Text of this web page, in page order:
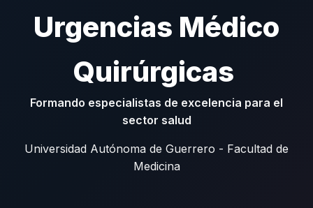
Urgencias Médico
Quirúrgicas
Formando especialistas de excelencia para el
sector salud
Universidad Autónoma de Guerrero - Facultad de
Medicina